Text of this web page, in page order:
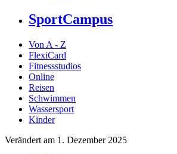
SportCampus
Von A - Z
FlexiCard
Fitnessstudios
Online
Reisen
Schwimmen
Wassersport
Kinder
Verändert am 1. Dezember 2025